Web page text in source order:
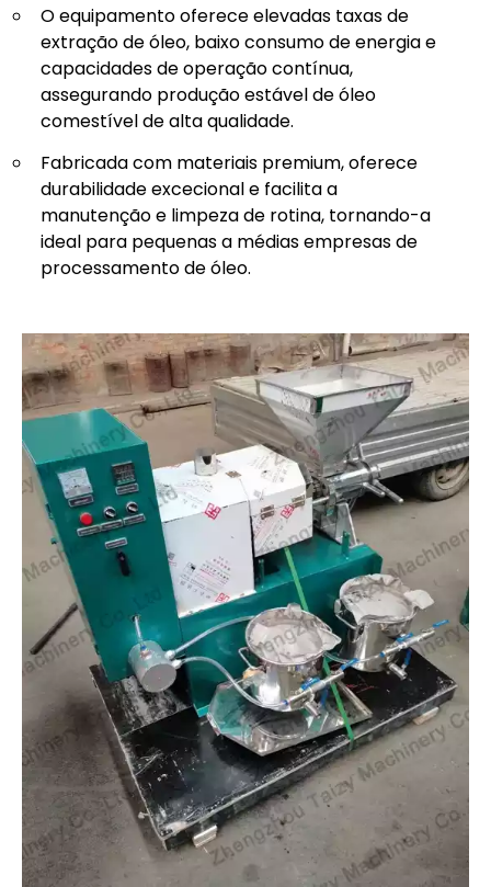
O equipamento oferece elevadas taxas de
extração de óleo, baixo consumo de energia e
capacidades de operação contínua,
assegurando produção estável de óleo
comestível de alta qualidade.
Fabricada com materiais premium, oferece
durabilidade excecional e facilita a
manutenção e limpeza de rotina, tornando-a
ideal para pequenas a médias empresas de
processamento de óleo.